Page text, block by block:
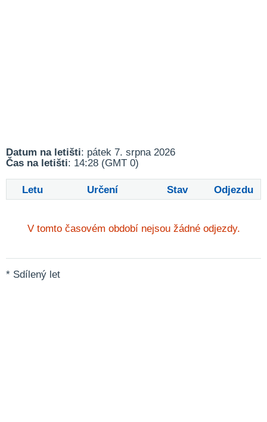
Datum na letišti: pátek 7. srpna 2026
Čas na letišti: 14:28 (GMT 0)
Letu Určení Stav Odjezdu
V tomto časovém období nejsou žádné odjezdy.
* Sdílený let